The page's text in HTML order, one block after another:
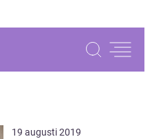
19 augusti 2019